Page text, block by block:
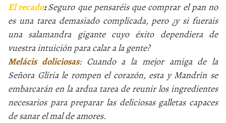
El recado:Seguro que pensaréis que comprar el pan no
es una tarea demasiado complicada, pero ¿y si fuerais
una salamandra gigante cuyo éxito dependiera de
vuestra intuición para calar a la gente?
Melácis doliciosas: Cuando a la mejor amiga de la
Señora Glíria le rompen el corazón, esta y Mandrin se
embarcarán en la ardua tarea de reunir los ingredientes
necesarios para preparar las deliciosas galletas capaces
de sanar el mal de amores.